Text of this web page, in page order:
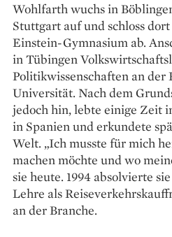
Wohlfarth wuchs in
Stuttgart auf und schloss
Einstein-Gymnasium ab.
in Tübingen
Politikwissenschaften an
Universität. Nach dem
jedoch hin, lebte einige Zeit
in Spanien und erkundete
Welt. „Ich musste für mich
machen möchte und wo
sie heute. 1994 absolvierte
Lehre als
an der Branche.